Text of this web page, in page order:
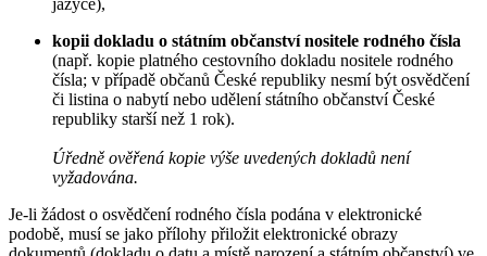
jazyce),
kopii dokladu o státním občanství nositele rodného čísla
(např. kopie platného cestovního dokladu nositele rodného
čísla; v případě občanů České republiky nesmí být osvědčení
či listina o nabytí nebo udělení státního občanství České
republiky starší než 1 rok).
Úředně ověřená kopie výše uvedených dokladů není
vyžadována.
Je-li žádost o osvědčení rodného čísla podána v elektronické
podobě, musí se jako přílohy přiložit elektronické obrazy